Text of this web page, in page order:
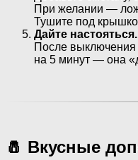
При желании —
Тушите под
Дайте настояться.
После выключения
на 5 минут — она
🧂 Вкусные